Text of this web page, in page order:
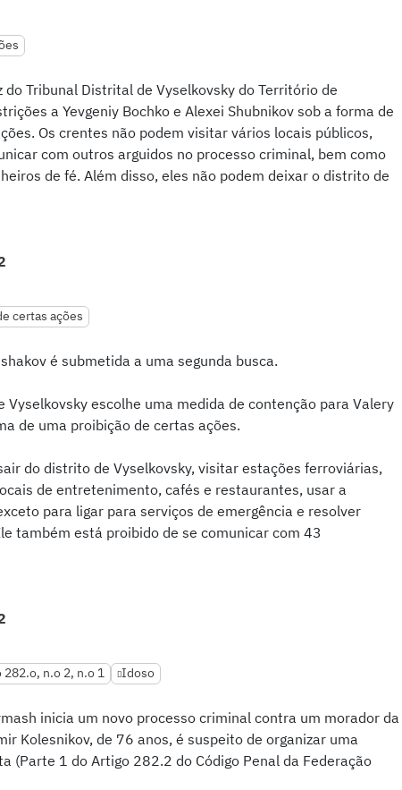
do Tribunal Distrital de Vyselkovsky do Território de
a Yevgeniy Bochko e Alexei Shubnikov sob a forma de
Os crentes não podem visitar vários locais públicos,
com outros arguidos no processo criminal, bem como
de fé. Além disso, eles não podem deixar o distrito de
certas ações
é submetida a uma segunda busca.
Vyselkovsky escolhe uma medida de contenção para Valery
de uma proibição de certas ações.
do distrito de Vyselkovsky, visitar estações ferroviárias,
de entretenimento, cafés e restaurantes, usar a
para ligar para serviços de emergência e resolver
também está proibido de se comunicar com 43
282.o, n.o 2, n.o 1 Idoso
inicia um novo processo criminal contra um morador da
Kolesnikov, de 76 anos, é suspeito de organizar uma
(Parte 1 do Artigo 282.2 do Código Penal da Federação